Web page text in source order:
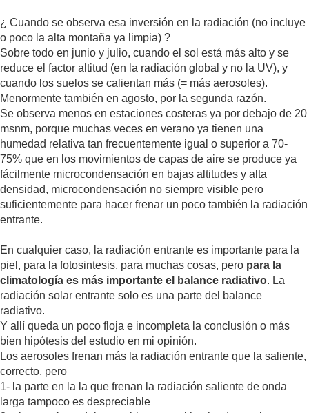
¿ Cuando se observa esa inversión en la radiación (no incluye
o poco la alta montaña ya limpia) ?
Sobre todo en junio y julio, cuando el sol está más alto y se
reduce el factor altitud (en la radiación global y no la UV), y
cuando los suelos se calientan más (= más aerosoles).
Menormente también en agosto, por la segunda razón.
Se observa menos en estaciones costeras ya por debajo de 20
msnm, porque muchas veces en verano ya tienen una
humedad relativa tan frecuentemente igual o superior a 70-
75% que en los movimientos de capas de aire se produce ya
fácilmente microcondensación en bajas altitudes y alta
densidad, microcondensación no siempre visible pero
suficientemente para hacer frenar un poco también la radiación
entrante.
En cualquier caso, la radiación entrante es importante para la
piel, para la fotosintesis, para muchas cosas, pero para la
climatología es más importante el balance radiativo. La
radiación solar entrante solo es una parte del balance
radiativo.
Y allí queda un poco floja e incompleta la conclusión o más
bien hipótesis del estudio en mi opinión.
Los aerosoles frenan más la radiación entrante que la saliente,
correcto, pero
1- la parte en la la que frenan la radiación saliente de onda
larga tampoco es despreciable